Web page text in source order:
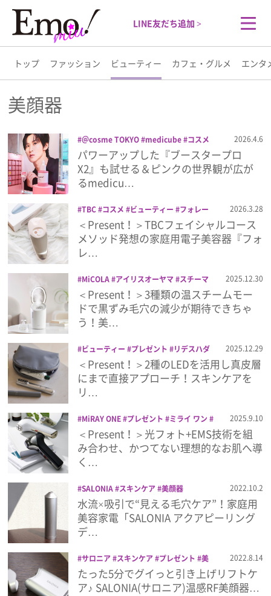
LINE友だち追加 >
トップ ファッション ビューティー カフェ・グルメ エンタ
トップ
ファッション
ビューティー
カフェ・グルメ
エンタメ
ライフスタイル
プレゼント
インタビュー
フィルム
Emoメン
ランキング
Emo!miuとは？
免責事項
プライバシーポリシー
利用規約
美顔器
＠cosme TOKYO medicube
コスメ
スキンケア
ビューティー メディキュ
ーブ
美容 美顔器 韓国コスメ
2026.4.6
パワーアップした『ブースタープロ
X2』も試せる＆ピンクの世界観が広が
るmedicu…
TBC コスメ ビューティー
フォレー
ゼ PRO プレゼント 美容 美顔器 電子
美容器
2026.3.28
＜Present！＞TBCフェイシャルコース
メソッド発想の家庭用電子美容器『フォ
レ…
MiCOLA アイリスオーヤマ
スチーマ
ー ビューティー
フェイススチーマー
プレゼント
美容 美容家電 美顔器
2025.12.30
＜Present！＞3種類の温スチームモー
ドで黒ずみ毛穴の減少が期待できちゃ
う！美…
ビューティー プレゼント
リデスハダ
美容 美顔器
2025.12.29
＜Present！＞2種のLEDを活用し真皮層
にまで直接アプローチ！スキンケアを
リ…
MiRAY ONE プレゼント
ミライ ワン
美容家電 美顔器
2025.9.10
＜Present！＞光フォト+EMS技術を組
み合わせ、かつてない理想的なお肌へ導
く…
SALONIA スキンケア 美顔器 2022.10.2
水流×吸引で“見える毛穴ケア”！家庭用
美容家電「SALONIA アクアピーリング
デ…
サロニア スキンケア プレゼント
美
顔器
2022.8.14
たった5分でグイっと引き上げリフトケ
ア♪ SALONIA(サロニア)温感RF美顔器…